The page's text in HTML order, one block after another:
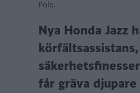
Polo.
Nya Honda Jazz
får gräva